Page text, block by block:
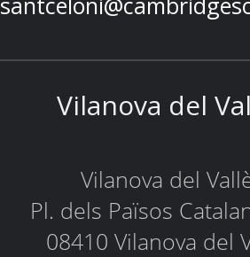
Vilanova del
Vilanova del
Pl. dels Països
08410 Vilanova del